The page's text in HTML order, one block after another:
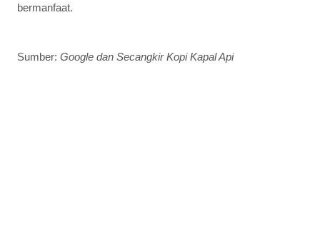
bermanfaat.
Sumber: Google dan Secangkir Kopi Kapal Api